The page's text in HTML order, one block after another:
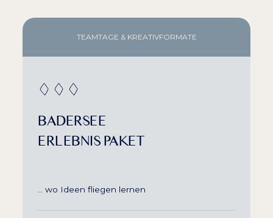
TEAMTAGE & KREATIVFORMATE
BADERSEE
ERLEBNIS PAKET
… wo Ideen fliegen lernen